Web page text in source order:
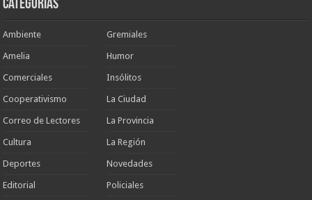
Categorias
Ambiente
Amelia
Comerciales
Cooperativismo
Correo de Lectores
Cultura
Deportes
Editorial
Gremiales
Humor
Insólitos
La Ciudad
La Provincia
La Región
Novedades
Policiales